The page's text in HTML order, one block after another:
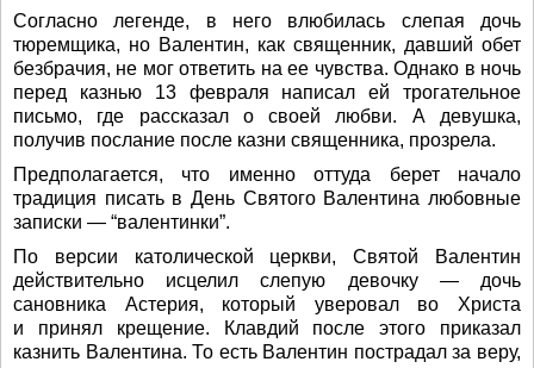
Согласно легенде, в него влюбилась слепая дочь
тюремщика, но Валентин, как священник, давший обет
безбрачия, не мог ответить на ее чувства. Однако в ночь
перед казнью 13 февраля написал ей трогательное
письмо, где рассказал о своей любви. А девушка,
получив послание после казни священника, прозрела.
Предполагается, что именно оттуда берет начало
традиция писать в День Святого Валентина любовные
записки — “валентинки”.
По версии католической церкви, Святой Валентин
действительно исцелил слепую девочку — дочь
сановника Астерия, который уверовал во Христа
и принял крещение. Клавдий после этого приказал
казнить Валентина. То есть Валентин пострадал за веру,